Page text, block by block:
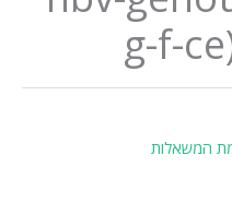
g-f-
המשאלות